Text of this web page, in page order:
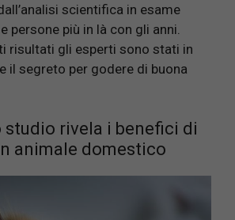
scientifica in esame
persone più in là con gli anni.
risultati gli esperti sono stati in
il segreto per godere di buona
studio rivela i benefici di
animale domestico